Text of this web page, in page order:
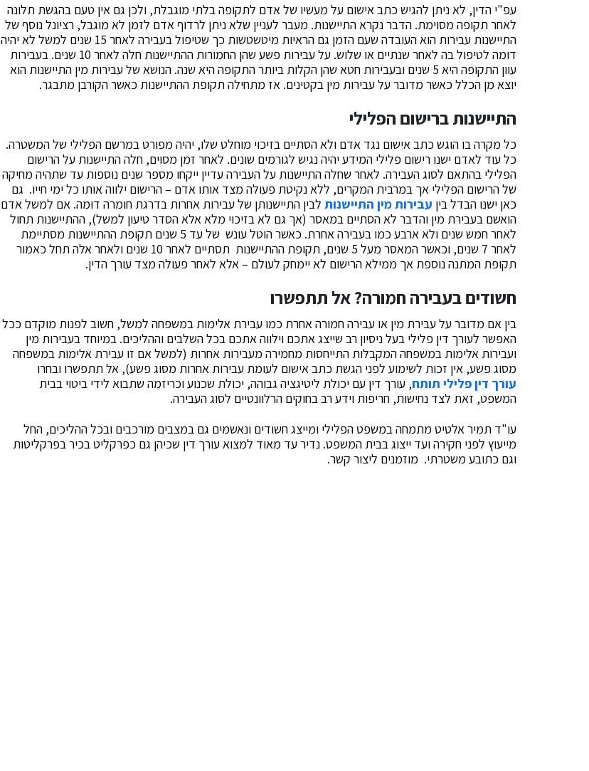
עפ"י הדין, לא ניתן להגיש כתב אישום על מעשיו של אדם לתקופה בלתי מוגבלת, ולכן גם אין טעם בהגשת תלונה
לאחר תקופה מסוימת. הדבר נקרא התיישנות. מעבר לעניין שלא ניתן לרדוף אדם לזמן לא מוגבל, רציונל נוסף של
התיישנות עבירות הוא העובדה שעם הזמן גם הראיות מיטשטשות כך שטיפול בעבירה לאחר 15 שנים למשל לא יהיה
דומה לטיפול בה לאחר שנתיים או שלוש. על עבירות פשע שהן החמורות ההתיישנות חלה לאחר 10 שנים. בעבירות
עוון התקופה היא 5 שנים ובעבירות חטא שהן הקלות ביותר התקופה היא שנה. הנושא של עבירות מין התיישנות הוא
יוצא מן הכלל כאשר מדובר על עבירות מין בקטינים. אז מתחילה תקופת ההתיישנות כאשר הקורבן מתבגר.
התיישנות ברישום הפלילי
כל מקרה בו הוגש כתב אישום נגד אדם ולא הסתיים בזיכוי מוחלט שלו, יהיה מפורט במרשם הפלילי של המשטרה.
כל עוד לאדם ישנו רישום פלילי המידע יהיה נגיש לגורמים שונים. לאחר זמן מסוים, חלה התיישנות על הרישום
הפלילי בהתאם לסוג העבירה. לאחר שחלה התיישנות על העבירה עדיין ייקחו מספר שנים נוספות עד שתהיה מחיקה
של הרישום הפלילי אך במרבית המקרים, ללא נקיטת פעולה מצד אותו אדם – הרישום ילווה אותו כל ימי חייו. גם
כאן ישנו הבדל בין עבירות מין התיישנות לבין התיישנותן של עבירות אחרות בדרגת חומרה דומה. אם למשל אדם
הואשם בעבירת מין והדבר לא הסתיים במאסר (אך גם לא בזיכוי מלא אלא הסדר טיעון למשל), ההתיישנות תחול
לאחר חמש שנים ולא ארבע כמו בעבירה אחרת. כאשר הוטל עונש של עד 5 שנים תקופת ההתיישנות מסתיימת
לאחר 7 שנים, וכאשר המאסר מעל 5 שנים, תקופת ההתיישנות תסתיים לאחר 10 שנים ולאחר אלה תחל כאמור
תקופת המתנה נוספת אך ממילא הרישום לא יימחק לעולם – אלא לאחר פעולה מצד עורך הדין.
חשודים בעבירה חמורה? אל תתפשרו
בין אם מדובר על עבירת מין או עבירה חמורה אחרת כמו עבירת אלימות במשפחה למשל, חשוב לפנות מוקדם ככל
האפשר לעורך דין פלילי בעל ניסיון רב שייצג אתכם וילווה אתכם בכל השלבים וההליכים. במיוחד בעבירות מין
ועבירות אלימות במשפחה המקבלות התייחסות מחמירה מעבירות אחרות (למשל אם זו עבירת אלימות במשפחה
מסוג פשע, אין זכות לשימוע לפני הגשת כתב אישום לעומת עבירות אחרות מסוג פשע), אל תתפשרו ובחרו
עורך דין פלילי תותח, עורך דין עם יכולת ליטיגציה גבוהה, יכולת שכנוע וכריזמה שתבוא לידי ביטוי בבית
המשפט, זאת לצד נחישות, חריפות וידע רב בחוקים הרלוונטיים לסוג העבירה.
עו"ד תמיר אלטיט מתמחה במשפט הפלילי ומייצג חשודים ונאשמים גם במצבים מורכבים ובכל ההליכים, החל
מייעוץ לפני חקירה ועד ייצוג בבית המשפט. נדיר עד מאוד למצוא עורך דין שכיהן גם כפרקליט בכיר בפרקליטות
וגם כתובע משטרתי. מוזמנים ליצור קשר.